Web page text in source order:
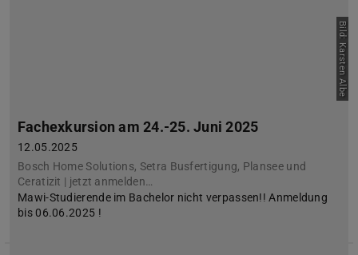
Bild: Karsten Albe
Fachexkursion am 24.-25. Juni 2025
12.05.2025
Bosch Home Solutions, Setra Busfertigung, Plansee und
Ceratizit | jetzt anmelden…
Mawi-Studierende im Bachelor nicht verpassen!! Anmeldung
bis 06.06.2025 !